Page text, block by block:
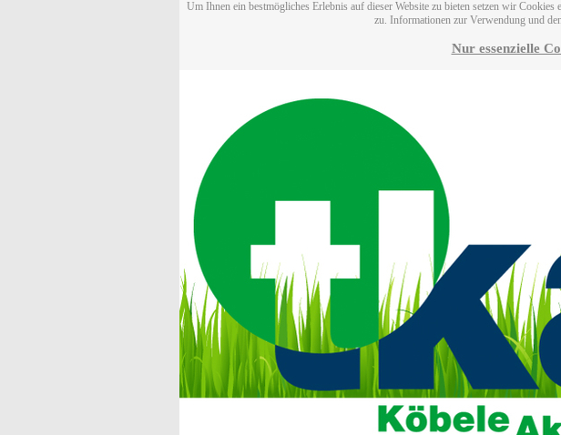
Um Ihnen ein bestmögliches Erlebnis auf dieser Website zu bieten setzen wir
zu. Informationen zur Verwendung und
Nur essenzielle